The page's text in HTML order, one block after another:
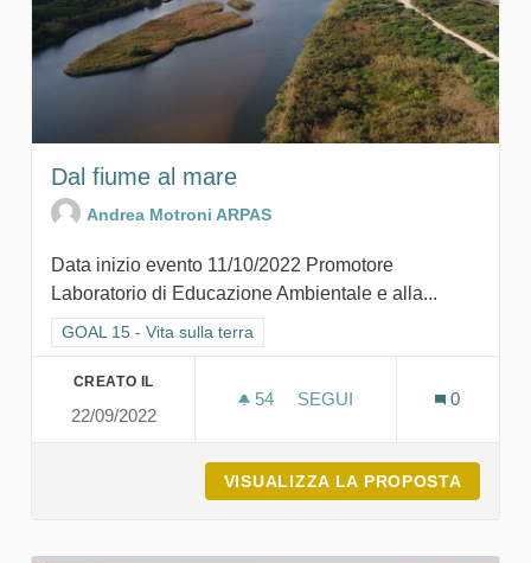
Dal fiume al mare
Andrea Motroni ARPAS
Data inizio evento 11/10/2022 Promotore
Laboratorio di Educazione Ambientale e alla...
Filtra i risultati per categoria: GOAL 15 - Vita sulla terra
GOAL 15 - Vita sulla terra
CREATO IL
22/09/2022
54 54 SOSTENITORI
SEGUI
0
VISUALIZZA LA PROPOSTA